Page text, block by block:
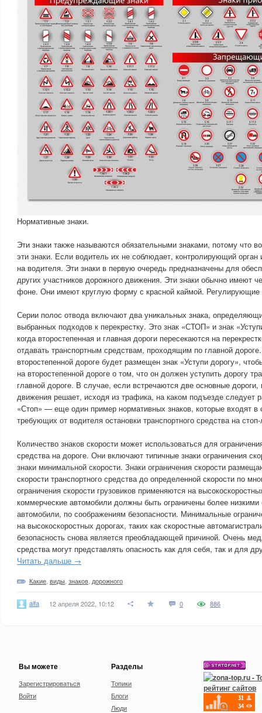
Нормативные знаки.
Эти знаки также называются обязательными знаками, потому что
эти знаки. Если водитель их не соблюдает, контролирующий орган
на водителя. Эти знаки в первую очередь предназначены для
других участников дорожного движения. Эти знаки обычно имеют
фоне. Они имеют круглую форму с красной каймой. Регулирующие
Серии полос отвода включают два уникальных знака,
выбранных подходов к перекрестку. Это знак «СТОП» и знак
когда второстепенная и главная дороги пересекаются на
отдавать транспортным средствам, проходящим по главной
второстепенной дороге будет размещен знак «Уступи дорогу»,
на второстепенной дороге о том, что он должен уступить дорогу
главной дороге. В случае, если встречаются две основные
движения решает, исходя из трафика, на каком подъезде следует
«Стоп» — еще один пример нормативных знаков, которые входят
требующих от водителя остановки транспортного средства на
Количество знаков скорости может использоваться для
средства на дороге. Они включают типичные знаки ограничения
знаки минимальной скорости. Знаки ограничения скорости
скорости транспортного средства до определенной скорости по
ограничения скорости грузовиков применяются на
коммерческие автомобили должны быть ограничены более
автомобили, по соображениям безопасности. Минимальные
на высокоскоростных дорогах, таких как скоростные
безопасность снова является преобладающей причиной. Очень
средства могут представлять опасность как для себя, так и для
Читать дальше →
Какие виды знаков дорожного
alfa 12 апреля 2022, 10:12 0 886
Вы можете
Зарегистрироваться
Войти
Разделы
Топики
Блоги
Люди